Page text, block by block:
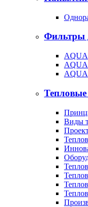
Фильтры
Виды